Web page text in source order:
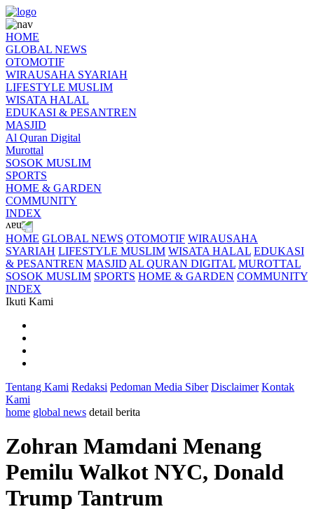
HOME
GLOBAL NEWS
OTOMOTIF
WIRAUSAHA SYARIAH
LIFESTYLE MUSLIM
WISATA HALAL
EDUKASI & PESANTREN
MASJID
Al Quran Digital
Murottal
SOSOK MUSLIM
SPORTS
HOME & GARDEN
COMMUNITY
INDEX
HOME GLOBAL NEWS OTOMOTIF WIRAUSAHA
SYARIAH LIFESTYLE MUSLIM WISATA HALAL EDUKASI
& PESANTREN MASJID AL QURAN DIGITAL MUROTTAL
SOSOK MUSLIM SPORTS HOME & GARDEN COMMUNITY
INDEX
Ikuti Kami
Tentang Kami Redaksi Pedoman Media Siber Disclaimer Kontak
Kami
home global news detail berita
Zohran Mamdani Menang
Pemilu Walkot NYC, Donald
Trump Tantrum